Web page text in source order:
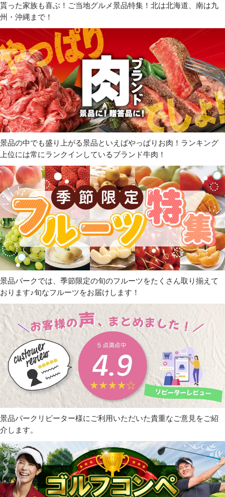
貰った家族も喜ぶ！ご当地グルメ景品特集！北は北海道、南は九
州・沖縄まで！
景品の中でも盛り上がる景品といえばやっぱりお肉！ランキング
上位には常にランクインしているブランド牛肉！
景品パークでは、季節限定の旬のフルーツをたくさん取り揃えて
おります♪旬なフルーツをお届けします！
景品パークリピーター様にご利用いただいた貴重なご意見をご紹
介します。